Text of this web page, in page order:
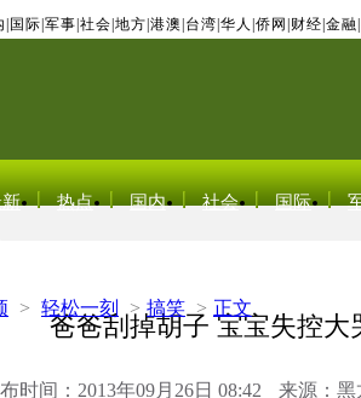
国际 军事 社会 地方 港澳 台湾 华人 侨网 财经 金融
热点 国内 社会 国际
> 轻松一刻 > 搞笑 > 正文
爸爸刮掉胡子 宝宝失控大
时间：2013年09月26日 08:42 来源：黑